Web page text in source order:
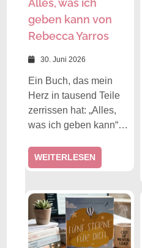
Alles, was ich
geben kann von
Rebecca Yarros
30. Juni 2026
Ein Buch, das mein
Herz in tausend Teile
zerrissen hat: „Alles,
was ich geben kann“…
WEITERLESEN